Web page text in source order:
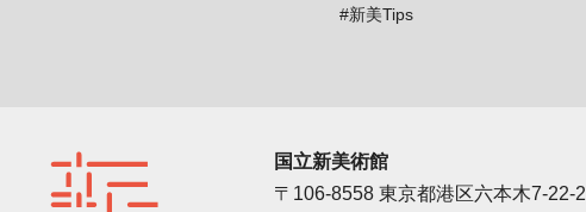
#新美Tips
国立新美術館
〒106-8558 東京都港区六本木7-22-2